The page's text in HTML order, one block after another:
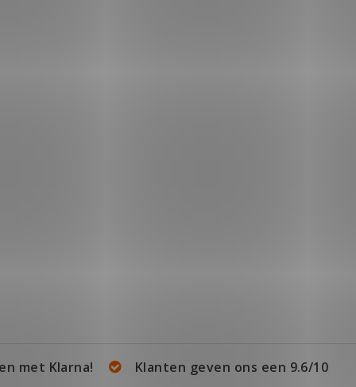
met Klarna! Klanten geven ons een 9.6/10